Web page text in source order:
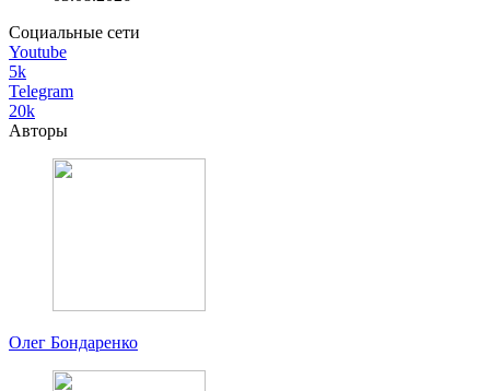
Социальные сети
Youtube
5k
Telegram
20k
Авторы
Олег Бондаренко